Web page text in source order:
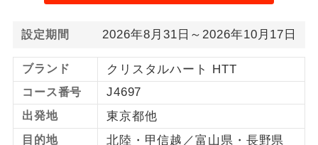
設定期間 2026年8月31日～2026年10月17日
ブランド クリスタルハート HTT
コース番号 J4697
出発地 東京都他
目的地 北陸・甲信越／富山県・長野県
加限定
1名様1室同代
金
コースです。
ご夫婦限定
ご夫婦限定でご参加いただけるコースで
す。
女性限定
女性限定でご参加いただけるコースで